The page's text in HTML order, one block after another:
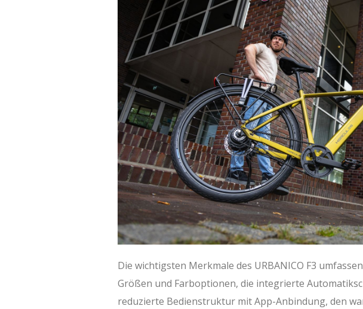
Die wichtigsten Merkmale des URBANICO F3
Größen und Farboptionen, die integrierte
reduzierte Bedienstruktur mit App-Anbindung, den